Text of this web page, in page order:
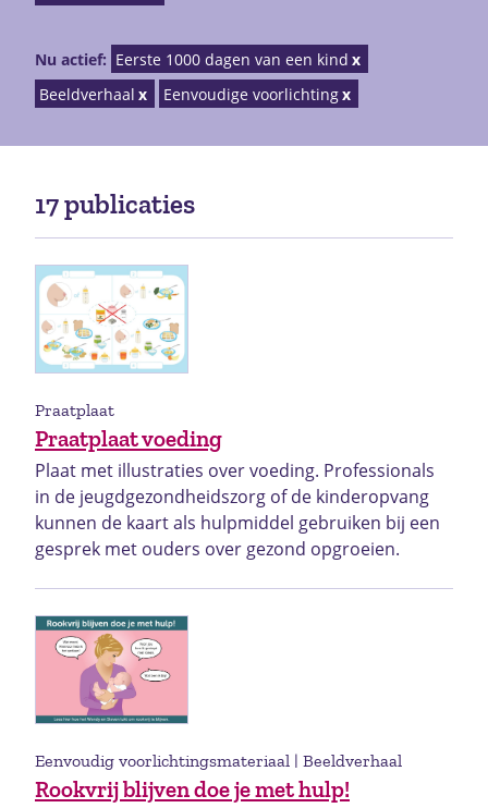
Nu actief: Eerste 1000 dagen van een kind
Beeldverhaal
Eenvoudige voorlichting
17 publicaties
Praatplaat voeding
Praatplaat
Plaat met illustraties over voeding. Professionals
in de jeugdgezondheidszorg of de kinderopvang
kunnen de kaart als hulpmiddel gebruiken bij een
gesprek met ouders over gezond opgroeien.
Rookvrij blijven doe je met hulp!
Eenvoudig voorlichtingsmateriaal | Beeldverhaal